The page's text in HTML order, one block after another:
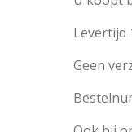
Levertijd
Geen